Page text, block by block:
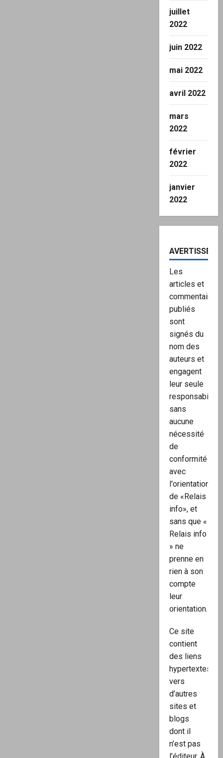
juillet
2022
juin 2022
mai 2022
avril 2022
mars
2022
février
2022
janvier
2022
Les
articles et
commentaires
publiés
sont
signés du
nom des
auteurs et
engagent
leur seule
responsabilité,
sans
aucune
nécessité
de
conformité
avec
l'orientation
de «Relais
info», et
sans que «
Relais info
» ne
prenne en
rien à son
compte
leur
orientation.
Ce site
contient
des liens
hypertextes
vers
d’autres
sites et
blogs
dont il
n’est pas